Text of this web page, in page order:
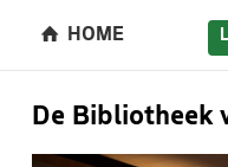
HOME
De Bibliotheek